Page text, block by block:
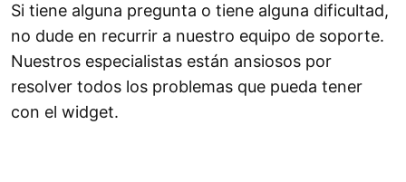
Si tiene alguna pregunta o tiene alguna dificultad,
no dude en recurrir a nuestro equipo de soporte.
Nuestros especialistas están ansiosos por
resolver todos los problemas que pueda tener
con el widget.